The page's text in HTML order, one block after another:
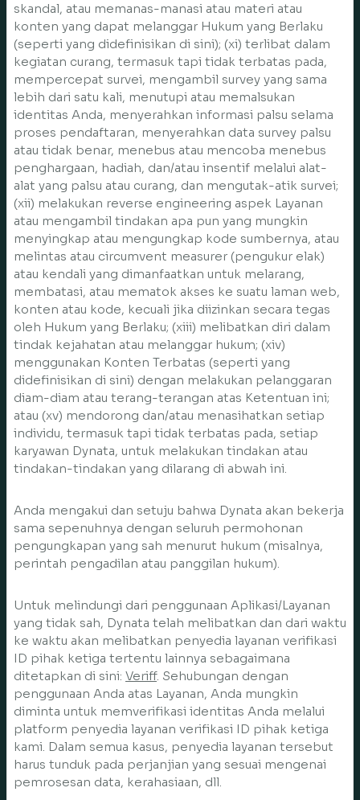
skandal, atau memanas-manasi atau materi atau
konten yang dapat melanggar Hukum yang Berlaku
(seperti yang didefinisikan di sini); (xi) terlibat dalam
kegiatan curang, termasuk tapi tidak terbatas pada,
mempercepat survei, mengambil survey yang sama
lebih dari satu kali, menutupi atau memalsukan
identitas Anda, menyerahkan informasi palsu selama
proses pendaftaran, menyerahkan data survey palsu
atau tidak benar, menebus atau mencoba menebus
penghargaan, hadiah, dan/atau insentif melalui alat-
alat yang palsu atau curang, dan mengutak-atik survei;
(xii) melakukan reverse engineering aspek Layanan
atau mengambil tindakan apa pun yang mungkin
menyingkap atau mengungkap kode sumbernya, atau
melintas atau circumvent measurer (pengukur elak)
atau kendali yang dimanfaatkan untuk melarang,
membatasi, atau mematok akses ke suatu laman web,
konten atau kode, kecuali jika diizinkan secara tegas
oleh Hukum yang Berlaku; (xiii) melibatkan diri dalam
tindak kejahatan atau melanggar hukum; (xiv)
menggunakan Konten Terbatas (seperti yang
didefinisikan di sini) dengan melakukan pelanggaran
diam-diam atau terang-terangan atas Ketentuan ini;
atau (xv) mendorong dan/atau menasihatkan setiap
individu, termasuk tapi tidak terbatas pada, setiap
karyawan Dynata, untuk melakukan tindakan atau
tindakan-tindakan yang dilarang di abwah ini.
Anda mengakui dan setuju bahwa Dynata akan bekerja
sama sepenuhnya dengan seluruh permohonan
pengungkapan yang sah menurut hukum (misalnya,
perintah pengadilan atau panggilan hukum).
Untuk melindungi dari penggunaan Aplikasi/Layanan
yang tidak sah, Dynata telah melibatkan dan dari waktu
ke waktu akan melibatkan penyedia layanan verifikasi
ID pihak ketiga tertentu lainnya sebagaimana
ditetapkan di sini: Veriff. Sehubungan dengan
penggunaan Anda atas Layanan, Anda mungkin
diminta untuk memverifikasi identitas Anda melalui
platform penyedia layanan verifikasi ID pihak ketiga
kami. Dalam semua kasus, penyedia layanan tersebut
harus tunduk pada perjanjian yang sesuai mengenai
pemrosesan data, kerahasiaan, dll.